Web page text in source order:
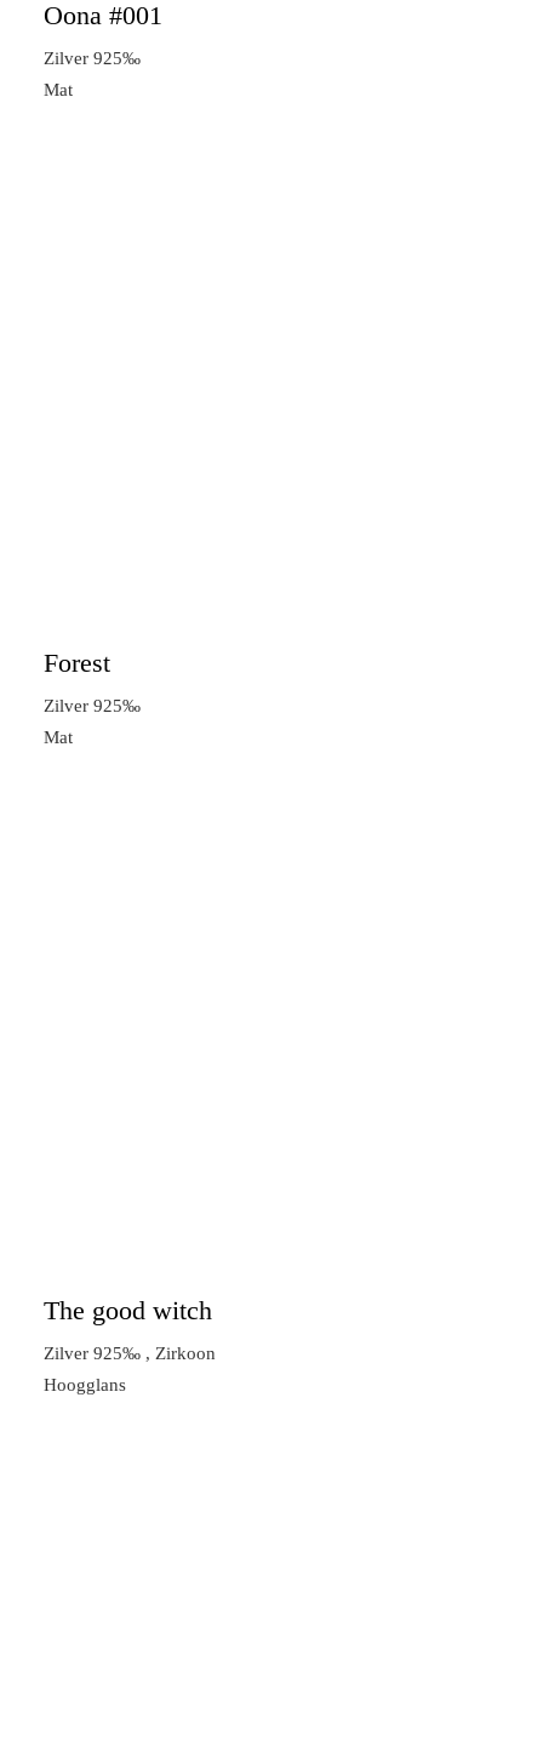
Oona #001
Zilver 925‰
Mat
Forest
Zilver 925‰
Mat
The good witch
Zilver 925‰ , Zirkoon
Hoogglans